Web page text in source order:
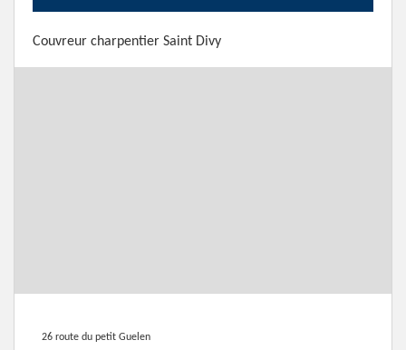
Couvreur charpentier Saint Divy
26 route du petit Guelen